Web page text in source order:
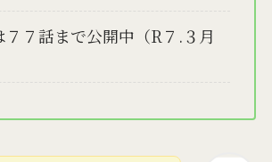
７７話まで公開中（R７.３月